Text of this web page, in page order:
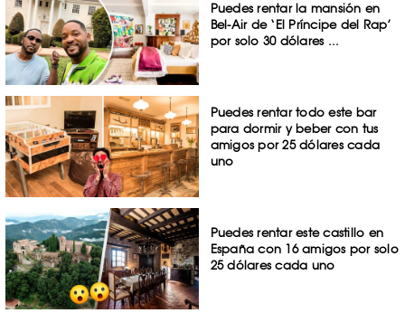
Puedes rentar la mansión en
Bel-Air de ‘El Príncipe del Rap’
por solo 30 dólares ...
Puedes rentar todo este bar
para dormir y beber con tus
amigos por 25 dólares cada
uno
Puedes rentar este castillo en
España con 16 amigos por solo
25 dólares cada uno